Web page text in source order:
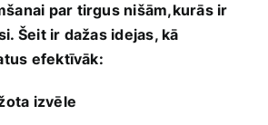
par tirgus nišām,kurās‍ ir
Šeit ir dažas idejas, kā
efektīvāk:
izvēle